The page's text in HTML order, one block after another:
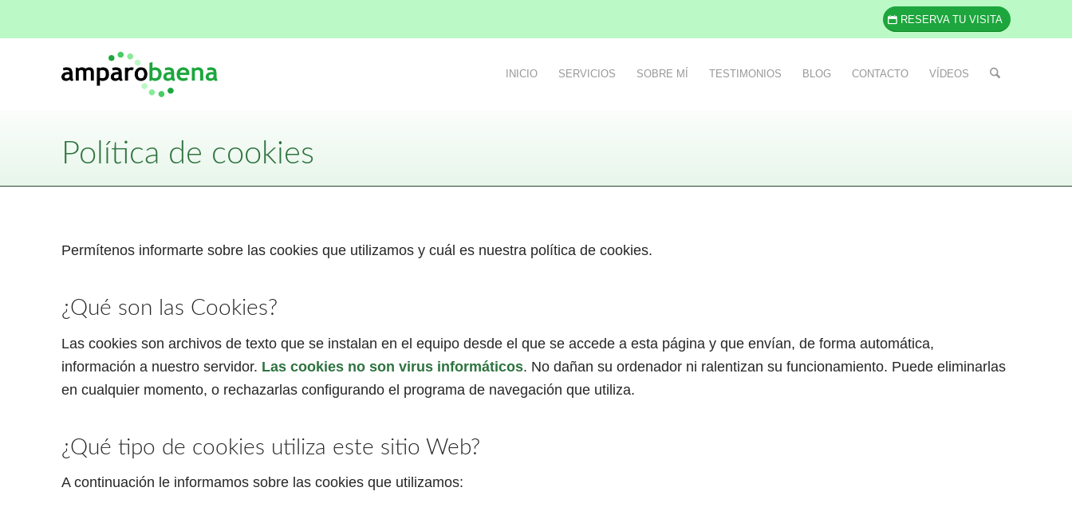
RESERVA TU VISITA
INICIO SERVICIOS SOBRE MÍ TESTIMONIOS BLOG CONTACTO VÍDEOS
Política de cookies
Permítenos informarte sobre las cookies que utilizamos y cuál es nuestra política de cookies.
¿Qué son las Cookies?
Las cookies son archivos de texto que se instalan en el equipo desde el que se accede a esta página y que envían, de forma automática,
información a nuestro servidor. Las cookies no son virus informáticos. No dañan su ordenador ni ralentizan su funcionamiento. Puede eliminarlas
en cualquier momento, o rechazarlas configurando el programa de navegación que utiliza.
¿Qué tipo de cookies utiliza este sitio Web?
A continuación le informamos sobre las cookies que utilizamos: